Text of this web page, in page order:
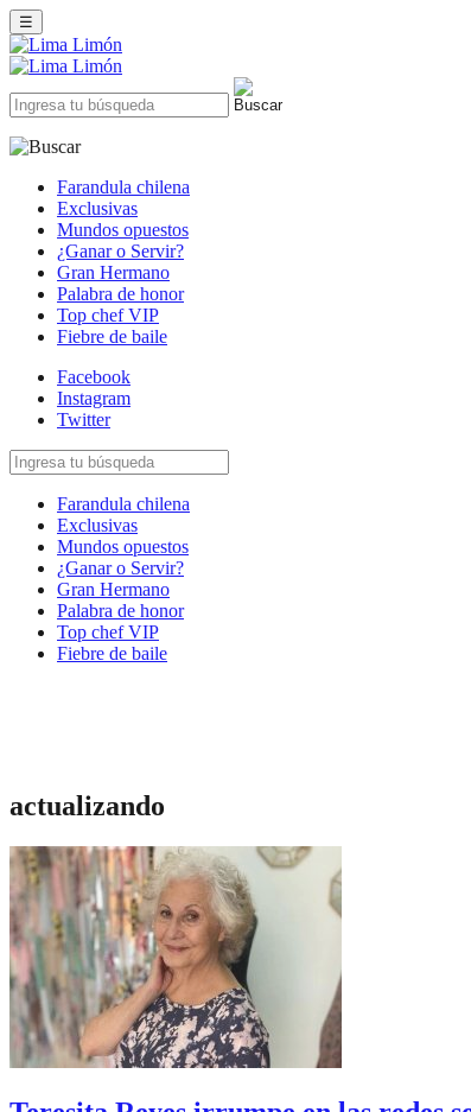
☰
Farandula chilena
Exclusivas
Mundos opuestos
¿Ganar o Servir?
Gran Hermano
Palabra de honor
Top chef VIP
Fiebre de baile
Facebook
Instagram
Twitter
Farandula chilena
Exclusivas
Mundos opuestos
¿Ganar o Servir?
Gran Hermano
Palabra de honor
Top chef VIP
Fiebre de baile
actualizando